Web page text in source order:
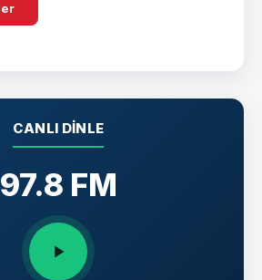
CANLI DINLE
97.8 FM